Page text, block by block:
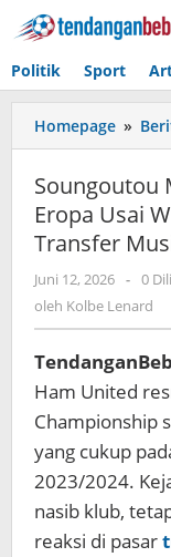
Lewati
ke
Politik Sport
Homepage »
Soungoutou
Eropa Usai
Transfer
Juni 12, 2026 oleh
Kolbe
- 0
oleh Kolbe Lenard
Ham United
Championship
yang cukup
2023/2024.
nasib klub,
reaksi di pasar